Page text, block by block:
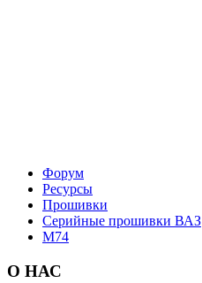
Форум
Ресурсы
Прошивки
Серийные прошивки ВАЗ
М74
О НАС